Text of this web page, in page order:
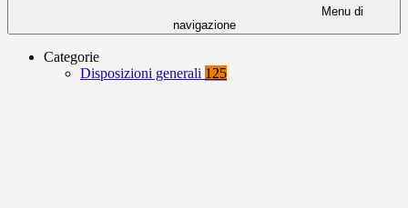
Menu di
navigazione
Categorie
Disposizioni generali 125